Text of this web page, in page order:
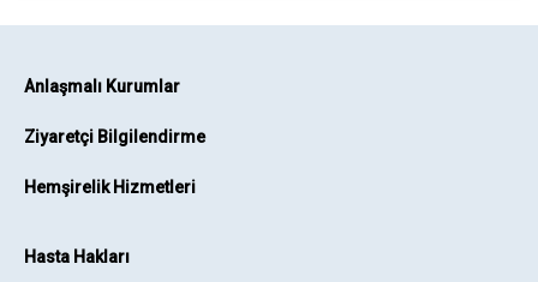
Anlaşmalı Kurumlar
Ziyaretçi Bilgilendirme
Hemşirelik Hizmetleri
Hasta Hakları